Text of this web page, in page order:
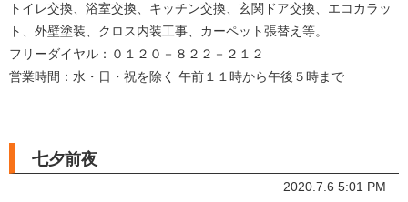
トイレ交換、浴室交換、キッチン交換、玄関ドア交換、エコカラッ
ト、外壁塗装、クロス内装工事、カーペット張替え等。
フリーダイヤル：０１２０－８２２－２１２
営業時間：水・日・祝を除く 午前１１時から午後５時まで
七夕前夜
2020.7.6 5:01 PM